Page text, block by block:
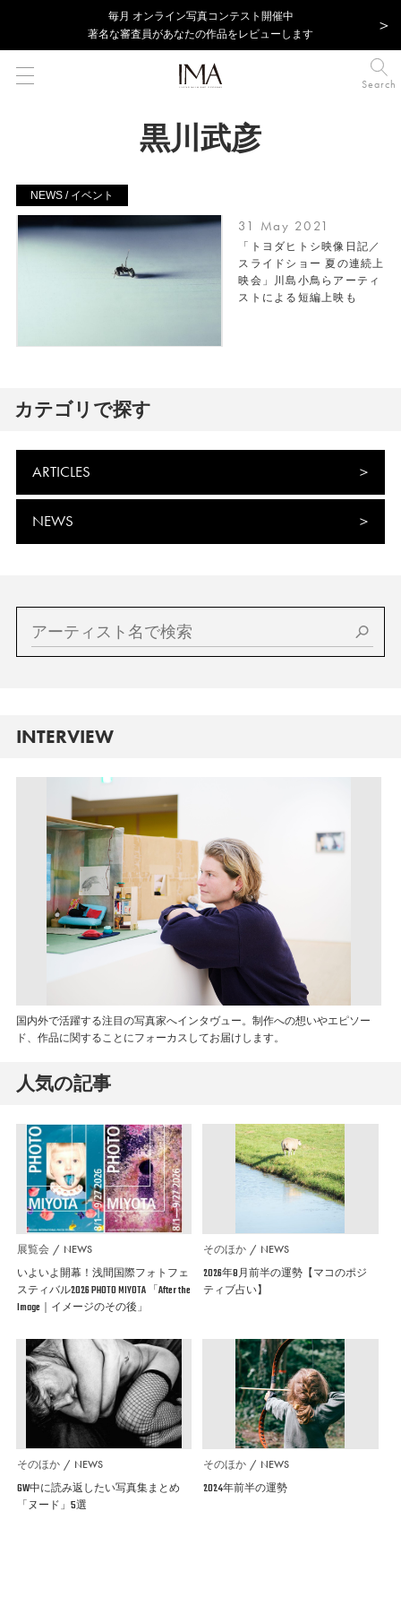
毎⽉ オンライン写真コンテスト開催中
著名な審査員があなたの作品をレビューします
Search
黒川武彦
NEWS / イベント
31 May 2021
「トヨダヒトシ映像日記／
スライドショー 夏の連続上
映会」川島小鳥らアーティ
ストによる短編上映も
カテゴリで探す
ARTICLES
NEWS
INTERVIEW
国内外で活躍する注目の写真家へインタヴュー。制作への想いやエピソー
ド、作品に関することにフォーカスしてお届けします。
人気の記事
展覧会 NEWS
いよいよ開幕！浅間国際フォトフェ
スティバル2026 PHOTO MIYOTA 「After the
Image｜イメージのその後」
そのほか NEWS
2026年8月前半の運勢【マコのポジ
ティブ占い】
そのほか NEWS
GW中に読み返したい写真集まとめ
「ヌード」5選
そのほか NEWS
2024年前半の運勢